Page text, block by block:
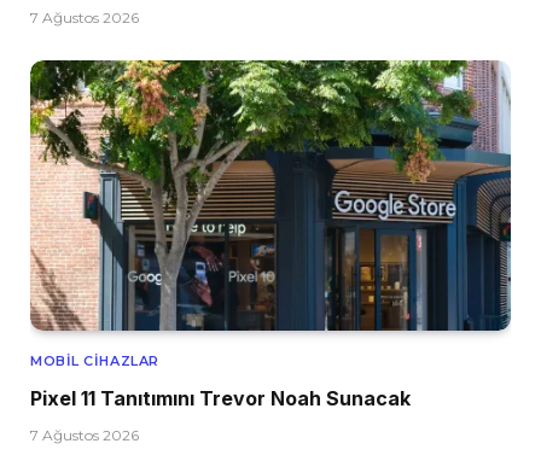
7 Ağustos 2026
MOBIL CIHAZLAR
Pixel 11 Tanıtımını Trevor Noah Sunacak
7 Ağustos 2026